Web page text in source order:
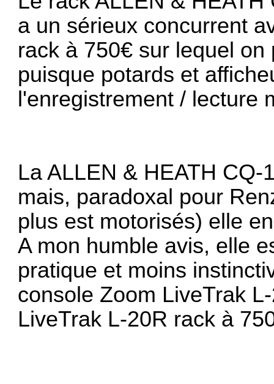
a un sérieux concurrent
rack à 750€ sur lequel on
puisque potards et
l'enregistrement / lecture
La ALLEN & HEATH CQ-
mais, paradoxal pour
plus est motorisés) elle
A mon humble avis, elle
pratique et moins
console Zoom LiveTrak
LiveTrak L-20R rack à